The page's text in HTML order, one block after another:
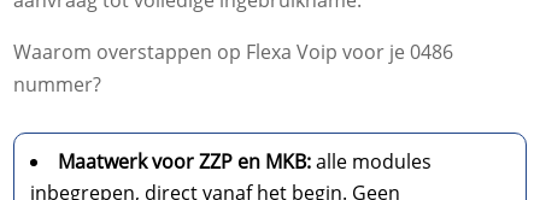
Waarom overstappen op Flexa Voip voor je 0486
nummer?
Maatwerk voor ZZP en MKB:alle modules
inbegrepen, direct vanaf het begin. Geen